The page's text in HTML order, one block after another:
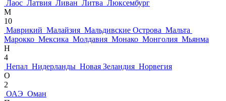
Лаос Латвия Ливан Литва Люксембург
М
10
Маврикий Малайзия Мальдивские Острова Мальта
Марокко Мексика Молдавия Монако Монголия Мьянма
Н
4
Непал Нидерланды Новая Зеландия Норвегия
О
2
ОАЭ Оман